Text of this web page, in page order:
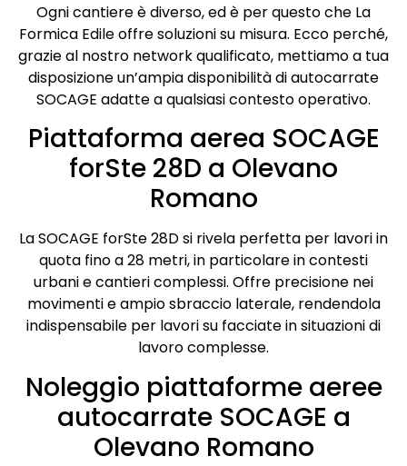
Ogni cantiere è diverso, ed è per questo che La
Formica Edile offre soluzioni su misura. Ecco perché,
grazie al nostro network qualificato, mettiamo a tua
disposizione un’ampia disponibilità di autocarrate
SOCAGE adatte a qualsiasi contesto operativo.
Piattaforma aerea SOCAGE
forSte 28D a Olevano
Romano
La SOCAGE forSte 28D si rivela perfetta per lavori in
quota fino a 28 metri, in particolare in contesti
urbani e cantieri complessi. Offre precisione nei
movimenti e ampio sbraccio laterale, rendendola
indispensabile per lavori su facciate in situazioni di
lavoro complesse.
Noleggio piattaforme aeree
autocarrate SOCAGE a
Olevano Romano